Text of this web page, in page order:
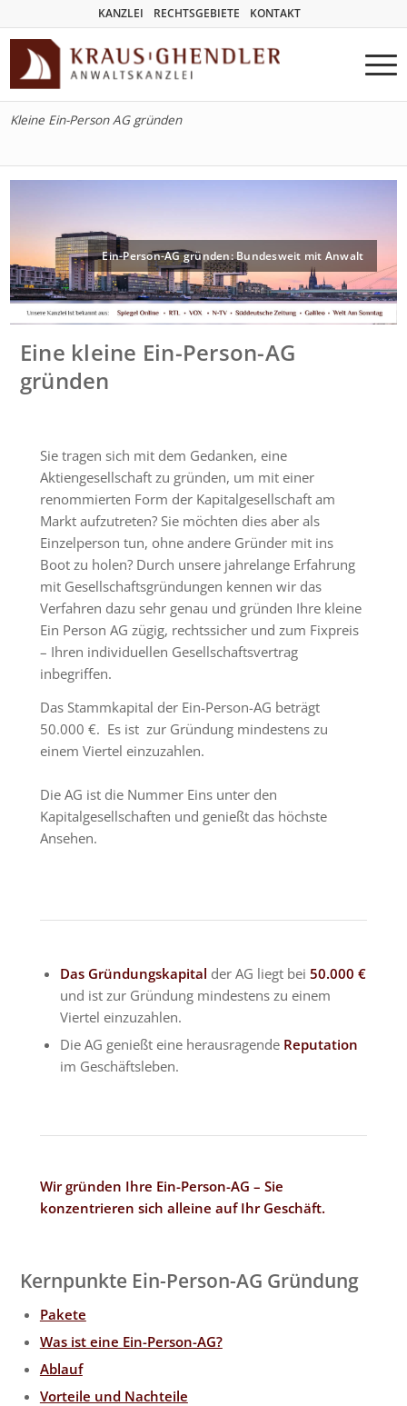
KANZLEI RECHTSGEBIETE KONTAKT
Kleine Ein-Person AG gründen
Ein-Person-AG gründen: Bundesweit mit Anwalt
Eine kleine Ein-Person-AG
gründen
Sie tragen sich mit dem Gedanken, eine
Aktiengesellschaft zu gründen, um mit einer
renommierten Form der Kapitalgesellschaft am
Markt aufzutreten? Sie möchten dies aber als
Einzelperson tun, ohne andere Gründer mit ins
Boot zu holen? Durch unsere jahrelange Erfahrung
mit Gesellschaftsgründungen kennen wir das
Verfahren dazu sehr genau und gründen Ihre kleine
Ein Person AG zügig, rechtssicher und zum Fixpreis
– Ihren individuellen Gesellschaftsvertrag
inbegriffen.
Das Stammkapital der Ein-Person-AG beträgt
50.000 €. Es ist zur Gründung mindestens zu
einem Viertel einzuzahlen.
DieAG ist die Nummer Eins unter den
Kapitalgesellschaften und genießt das höchste
Ansehen.
Das Gründungskapital der AG liegt bei 50.000 €
und ist zur Gründung mindestens zu einem
Viertel einzuzahlen.
Die AG genießt eine herausragende Reputation
im Geschäftsleben.
Wir gründen Ihre Ein-Person-AG – Sie
konzentrieren sich alleine auf Ihr Geschäft.
Kernpunkte Ein-Person-AG Gründung
Pakete
Was ist eine Ein-Person-AG?
Ablauf
Vorteile und Nachteile